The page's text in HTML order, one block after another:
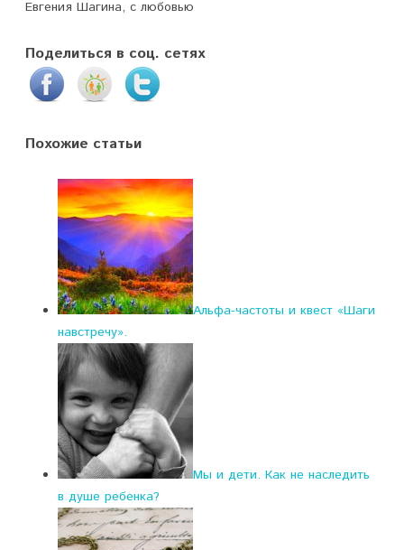
Евгения Шагина, с любовью
Поделиться в соц. сетях
Похожие статьи
Альфа-частоты и квест «Шаги
навстречу».
Мы и дети. Как не наследить
в душе ребенка?